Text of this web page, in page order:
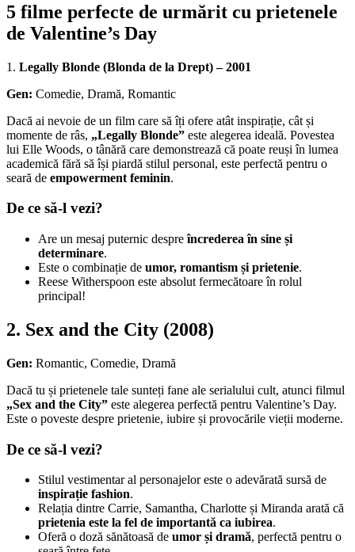
5 filme perfecte de urmărit cu prietenele
de Valentine’s Day
1. Legally Blonde (Blonda de la Drept) – 2001
Gen: Comedie, Dramă, Romantic
Dacă ai nevoie de un film care să îți ofere atât inspirație, cât și
momente de râs, „Legally Blonde” este alegerea ideală. Povestea
lui Elle Woods, o tânără care demonstrează că poate reuși în lumea
academică fără să își piardă stilul personal, este perfectă pentru o
seară de empowerment feminin.
De ce să-l vezi?
Are un mesaj puternic despreîncrederea în sine și
determinare.
Este o combinație de umor, romantism și prietenie.
Reese Witherspoon este absolut fermecătoare în rolul
principal!
2. Sex and the City (2008)
Gen: Romantic, Comedie, Dramă
Dacă tu și prietenele tale sunteți fane ale serialului cult, atunci filmul
„Sex and the City” este alegerea perfectă pentru Valentine’s Day.
Este o poveste despre prietenie, iubire și provocările vieții moderne.
De ce să-l vezi?
Stilul vestimentar al personajelor este o adevărată sursă de
inspirație fashion.
Relația dintre Carrie, Samantha, Charlotte și Miranda arată că
prietenia este la fel de importantă ca iubirea.
Oferă o doză sănătoasă de umor și dramă, perfectă pentru o